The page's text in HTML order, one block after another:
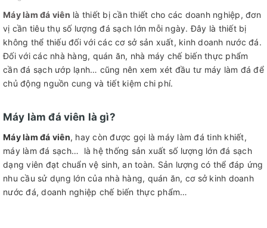
Máy làm đá viên là thiết bị cần thiết cho các doanh nghiệp, đơn
vị cần tiêu thụ số lượng đá sạch lớn mỗi ngày. Đây là thiết bị
không thể thiếu đối với các cơ sở sản xuất, kinh doanh nước đá.
Đối với các nhà hàng, quán ăn, nhà máy chế biến thực phẩm
cần đá sạch ướp lạnh… cũng nên xem xét đầu tư máy làm đá để
chủ động nguồn cung và tiết kiệm chi phí.
Máy làm đá viên là gì?
Máy làm đá viên, hay còn được gọi là máy làm đá tinh khiết,
máy làm đá sạch… là hệ thống sản xuất số lượng lớn đá sạch
dạng viên đạt chuẩn vệ sinh, an toàn. Sản lượng có thể đáp ứng
nhu cầu sử dụng lớn của nhà hàng, quán ăn, cơ sở kinh doanh
nước đá, doanh nghiệp chế biến thực phẩm…